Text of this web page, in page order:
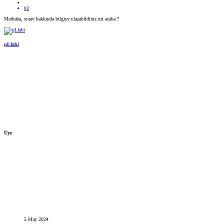
#2
Merhaba, sınav hakkında bilgiye ulaşabildiniz mi acaba ?
qLfabi
Üye
5 May 2024